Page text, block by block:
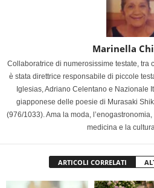
Marinella
Collaboratrice di numerosissime testate, tra
è stata direttrice responsabile di piccole
Iglesias, Adriano Celentano e Nazionale
giapponese delle poesie di Murasaki
(976/1033). Ama la moda,
medicina e la
ARTICOLI CORRELATI